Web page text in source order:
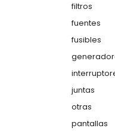
filtros
fuentes
fusibles
juntas
otras
pantallas